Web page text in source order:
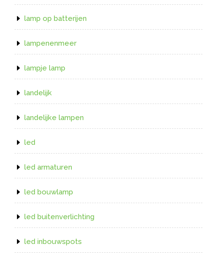
lamp op batterijen
lampenenmeer
lampje lamp
landelijk
landelijke lampen
led
led armaturen
led bouwlamp
led buitenverlichting
led inbouwspots